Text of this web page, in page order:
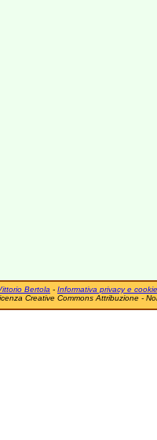
Bertola - Informativa privacy e cookie
Creative Commons Attribuzione -